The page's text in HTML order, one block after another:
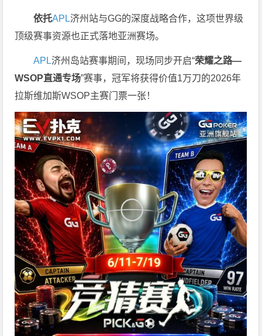
依托APL济州站与GG的深度战略合作，这项世界级
顶级赛事资源也正式落地亚洲赛场。
APL济州岛站赛事期间，现场同步开启“荣耀之路—
WSOP直通专场”赛事，冠军将获得价值1万刀的2026年
拉斯维加斯WSOP主赛门票一张！